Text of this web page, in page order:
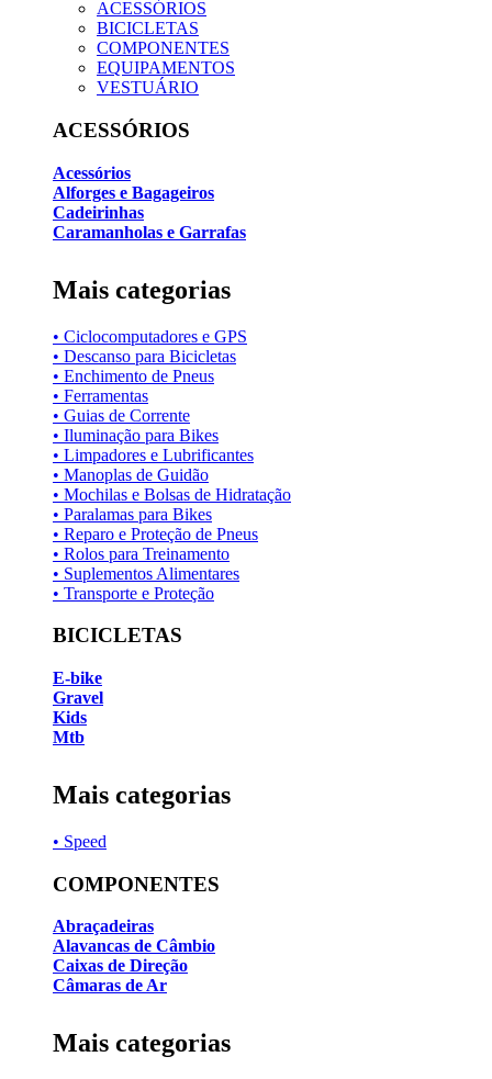
ACESSÓRIOS
BICICLETAS
COMPONENTES
EQUIPAMENTOS
VESTUÁRIO
ACESSÓRIOS
Acessórios
Alforges e Bagageiros
Cadeirinhas
Caramanholas e Garrafas
Mais categorias
• Ciclocomputadores e GPS
• Descanso para Bicicletas
• Enchimento de Pneus
• Ferramentas
• Guias de Corrente
• Iluminação para Bikes
• Limpadores e Lubrificantes
• Manoplas de Guidão
• Mochilas e Bolsas de Hidratação
• Paralamas para Bikes
• Reparo e Proteção de Pneus
• Rolos para Treinamento
• Suplementos Alimentares
• Transporte e Proteção
BICICLETAS
E-bike
Gravel
Kids
Mtb
Mais categorias
• Speed
COMPONENTES
Abraçadeiras
Alavancas de Câmbio
Caixas de Direção
Câmaras de Ar
Mais categorias